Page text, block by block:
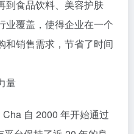
到食品饮料、美容护肤
业覆盖，使得企业在一个
和销售需求，节省了时间
量
自 2000 年开始通过